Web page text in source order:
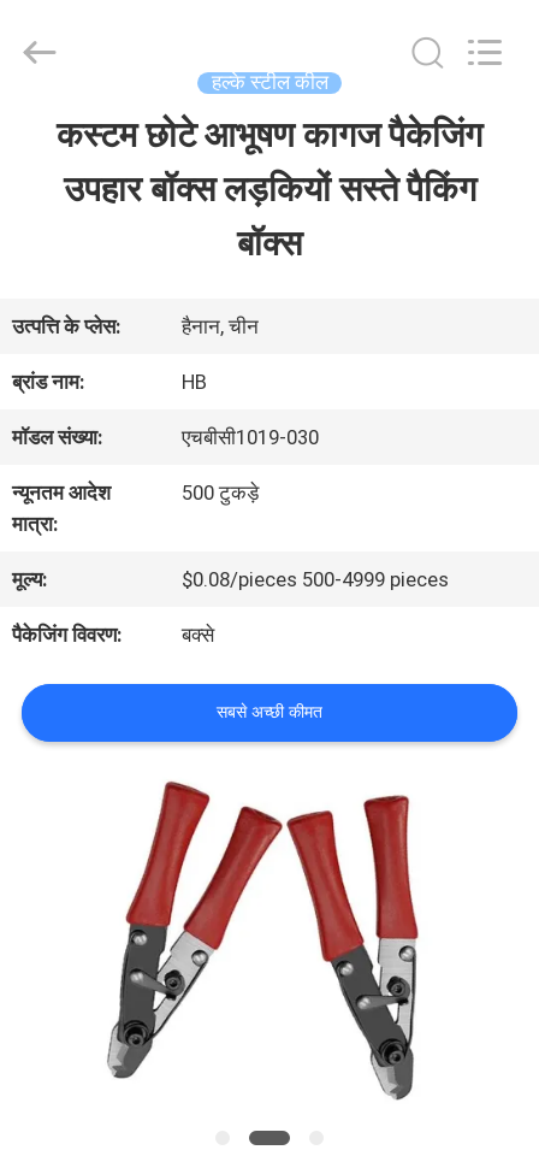
हमारे
बारे
में
कारखाना
भ्रमण
नियंत्रण
हल्के स्टील कील
कस्टम छोटे आभूषण कागज पैकेजिंग
उपहार बॉक्स लड़कियों सस्ते पैकिंग
बॉक्स
उत्पत्ति के प्लेस: हैनान, चीन
ब्रांड नाम: HB
मॉडल संख्या: एचबीसी1019-030
न्यूनतम आदेश
मात्रा:
500 टुकड़े
मूल्य: $0.08/pieces 500-4999 pieces
पैकेजिंग विवरण: बक्से
सबसे अच्छी कीमत